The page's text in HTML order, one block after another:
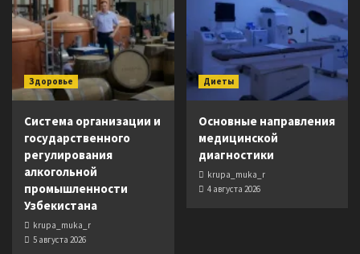
Здоровье
Система организации и
государственного
регулирования
алкогольной
промышленности
Узбекистана
krupa_muka_r
5 августа 2026
Диеты
Основные направления
медицинской
диагностики
krupa_muka_r
4 августа 2026